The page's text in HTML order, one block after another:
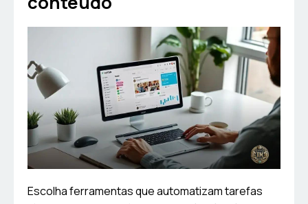
Escolha ferramentas que automatizam tarefas